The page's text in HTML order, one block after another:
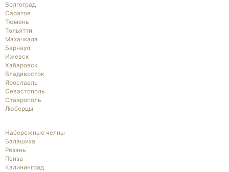
Волгоград
Саратов
Тюмень
Тольятти
Махачкала
Барнаул
Ижевск
Хабаровск
Владивосток
Ярославль
Севастополь
Ставрополь
Люберцы
Набережные челны
Балашиха
Рязань
Пенза
Калининград